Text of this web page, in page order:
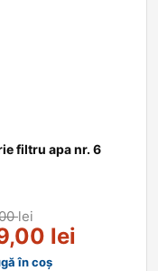
filtru apa nr. 6
lei
lei
în coș